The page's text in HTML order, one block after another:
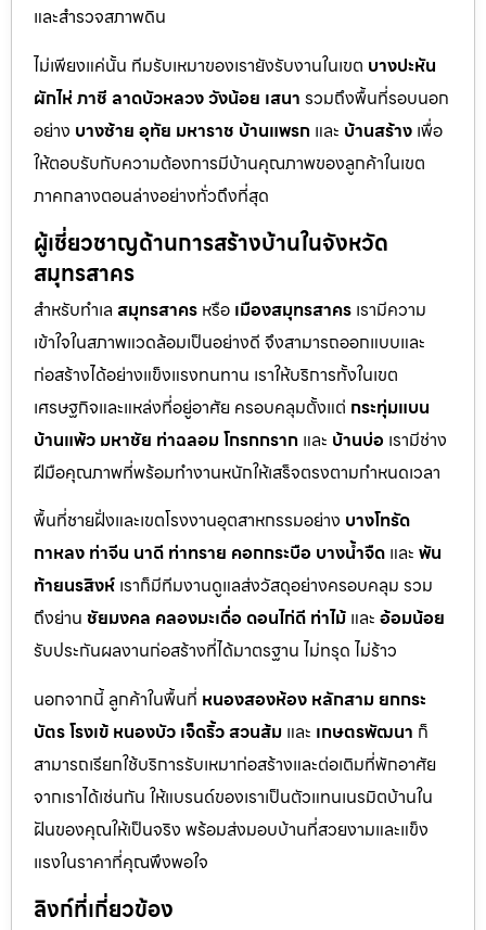
และสำรวจสภาพดิน
ไม่เพียงแค่นั้น ทีมรับเหมาของเรายังรับงานในเขต บางปะหัน
ผักไห่ภาชี ลาดบัวหลวงวังน้อย เสนา รวมถึงพื้นที่รอบนอก
อย่าง บางซ้าย อุทัย มหาราช บ้านแพรก และ บ้านสร้าง เพื่อ
ให้ตอบรับกับความต้องการมีบ้านคุณภาพของลูกค้าในเขต
ภาคกลางตอนล่างอย่างทั่วถึงที่สุด
ผู้เชี่ยวชาญด้านการสร้างบ้านในจังหวัด
สมุทรสาคร
สำหรับทำเล สมุทรสาคร หรือ เมืองสมุทรสาคร เรามีความ
เข้าใจในสภาพแวดล้อมเป็นอย่างดี จึงสามารถออกแบบและ
ก่อสร้างได้อย่างแข็งแรงทนทาน เราให้บริการทั้งในเขต
เศรษฐกิจและแหล่งที่อยู่อาศัย ครอบคลุมตั้งแต่ กระทุ่มแบน
บ้านแพ้ว มหาชัย ท่าฉลอมโกรกกราก และ บ้านบ่อ เรามีช่าง
ฝีมือคุณภาพที่พร้อมทำงานหนักให้เสร็จตรงตามกำหนดเวลา
พื้นที่ชายฝั่งและเขตโรงงานอุตสาหกรรมอย่าง บางโทรัด
กาหลง ท่าจีน นาดี ท่าทราย คอกกระบือ บางน้ำจืด และ พัน
ท้ายนรสิงห์ เราก็มีทีมงานดูแลส่งวัสดุอย่างครอบคลุม รวม
ถึงย่าน ชัยมงคล คลองมะเดื่อ ดอนไก่ดี ท่าไม้ และ อ้อมน้อย
รับประกันผลงานก่อสร้างที่ได้มาตรฐาน ไม่ทรุด ไม่ร้าว
นอกจากนี้ ลูกค้าในพื้นที่ หนองสองห้อง หลักสามยกกระ
บัตรโรงเข้ หนองบัว เจ็ดริ้วสวนส้ม และ เกษตรพัฒนา ก็
สามารถเรียกใช้บริการรับเหมาก่อสร้างและต่อเติมที่พักอาศัย
จากเราได้เช่นกัน ให้แบรนด์ของเราเป็นตัวแทนเนรมิตบ้านใน
ฝันของคุณให้เป็นจริง พร้อมส่งมอบบ้านที่สวยงามและแข็ง
แรงในราคาที่คุณพึงพอใจ
ลิงก์ที่เกี่ยวข้อง